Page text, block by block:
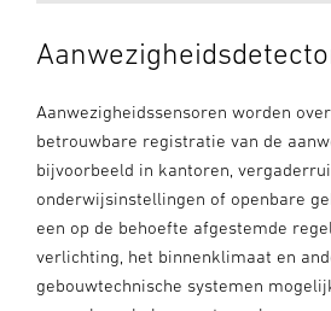
Aanwezigheidssensoren worden
betrouwbare registratie van de
bijvoorbeeld in kantoren,
onderwijsinstellingen of openbare
een op de behoefte afgestemde
verlichting, het binnenklimaat en
gebouwtechnische systemen